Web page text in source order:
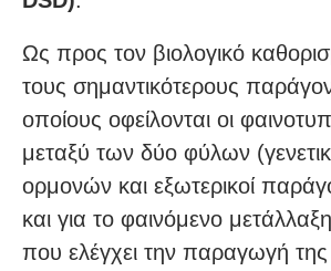
Ως προς τον βιολογικό
τους σημαντικότερους
οποίους οφείλονται οι
μεταξύ των δύο φύλων
ορμονών και εξωτερικοί
και για το φαινόμενο
που ελέγχει την παραγωγή της